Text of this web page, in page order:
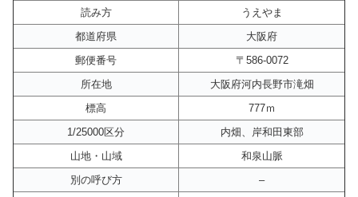
読み方
うえやま
都道府県
大阪府
郵便番号
〒586-0072
所在地
大阪府河内長野市滝畑
標高
777ｍ
1/25000区分
内畑、岸和田東部
山地・山域
和泉山脈
別の呼び方
–